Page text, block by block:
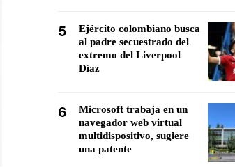
5
Ejército colombiano busca
al padre secuestrado del
extremo del Liverpool
Díaz
6
Microsoft trabaja en un
navegador web virtual
multidispositivo, sugiere
una patente